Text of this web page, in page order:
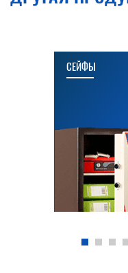
СЕЙФЫ